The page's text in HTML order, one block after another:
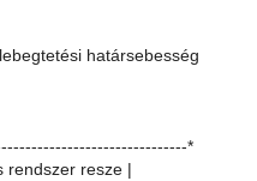
határsebesség
*
resze |